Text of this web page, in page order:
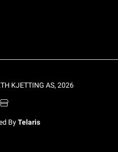
KJETTING AS, 2026
ByTelaris